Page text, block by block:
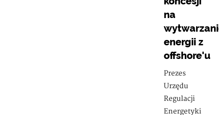
na
energii z
offshore'u
Prezes
Urzędu
Regulacji
Energetyki